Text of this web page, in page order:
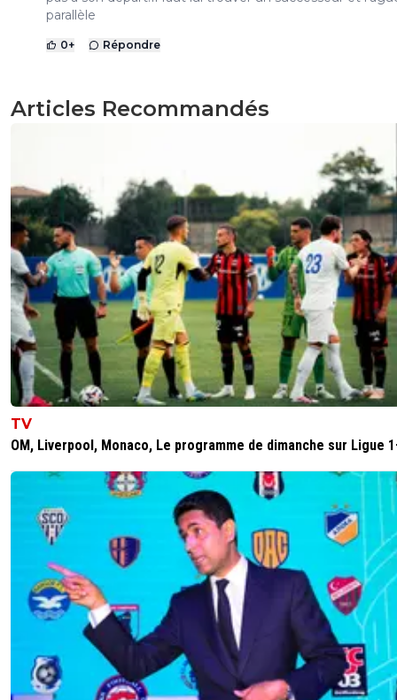
parallèle
0+ Répondre
Articles Recommandés
TV
OM, Liverpool, Monaco, Le programme de dimanche sur Ligue